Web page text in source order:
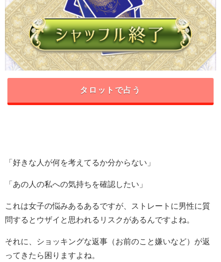
タロットで占う
「好きな人が何を考えてるか分からない」
「あの人の私への気持ちを確認したい」
これは女子の悩みあるあるですが、ストレートに男性に質
問するとウザイと思われるリスクがあるんですよね。
それに、ショッキングな返事（お前のこと嫌いなど）が返
ってきたら困りますよね。